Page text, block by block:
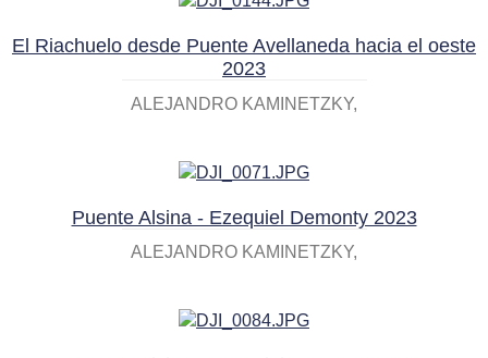
El Riachuelo desde Puente Avellaneda hacia el oeste
2023
ALEJANDRO KAMINETZKY
Puente Alsina - Ezequiel Demonty 2023
ALEJANDRO KAMINETZKY